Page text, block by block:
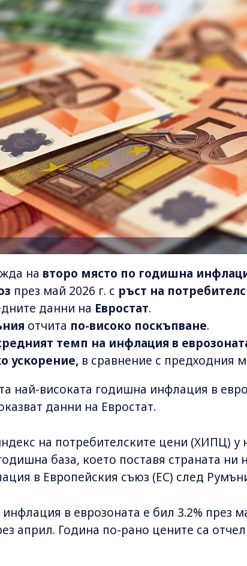
на второ място по годишна
през май 2026 г. с ръст на
данни на Евростат.
отчита по-високо поскъпване.
темп на инфлация в
ускорение, в сравнение с предходния
най-високата годишна инфлация в
данни на Евростат.
на потребителските цени (ХИПЦ) у
база, което поставя страната ни
в Европейския съюз (ЕС) след
в еврозоната е бил 3.2% през
април. Година по-рано цените са